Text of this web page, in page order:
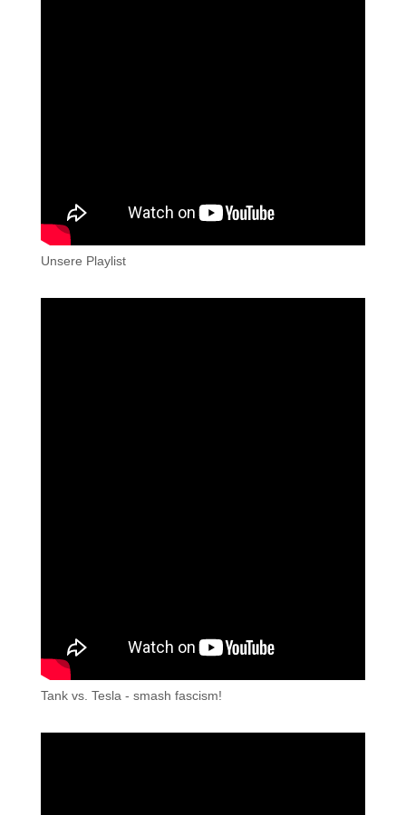
Unsere Playlist
Tank vs. Tesla - smash fascism!